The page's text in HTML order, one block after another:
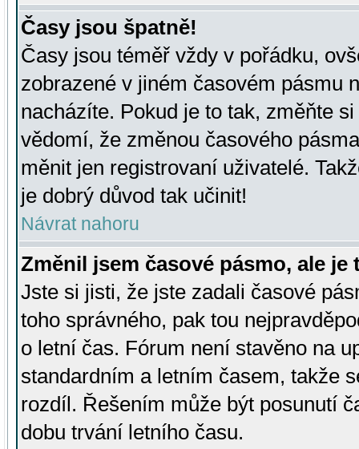
Časy jsou špatně!
Časy jsou téměř vždy v pořádku,
zobrazené v jiném časovém pásmu
nacházíte. Pokud je to tak, změňte
vědomí, že změnou časového
měnit jen registrovaní uživatelé.
je dobrý důvod tak učinit!
Návrat nahoru
Změnil jsem časové pásmo, ale je
Jste si jisti, že jste zadali časové
toho správného, pak tou
o letní čas. Fórum není stavěno na
standardním a letním časem, takže
rozdíl. Řešením může být posunutí
dobu trvání letního času.